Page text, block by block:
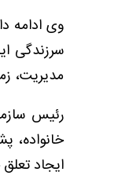
وی ادامه
سرزندگی
مدیریت،
رئیس
خانواده،
ایجاد